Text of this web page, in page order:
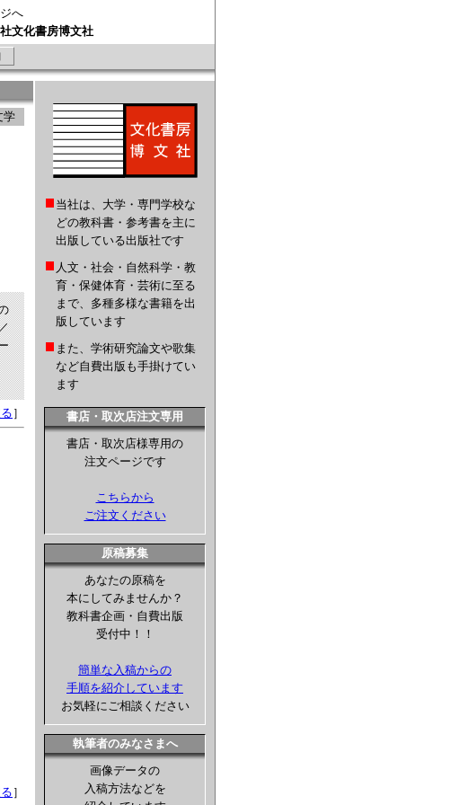
へ
文化書房博文社
］
］
当社は、大学・専門学校な
どの教科書・参考書を主に
出版している出版社です
人文・社会・自然科学・教
育・保健体育・芸術に至る
まで、多種多様な書籍を出
版しています
また、学術研究論文や歌集
など自費出版も手掛けてい
ます
書店・取次店注文専用
書店・取次店様専用の
注文ページです
こちらから
ご注文ください
原稿募集
あなたの原稿を
本にしてみませんか？
教科書企画・自費出版
受付中！！
簡単な入稿からの
手順を紹介しています
お気軽にご相談ください
執筆者のみなさまへ
画像データの
入稿方法などを